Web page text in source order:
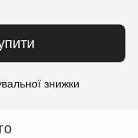
знижки